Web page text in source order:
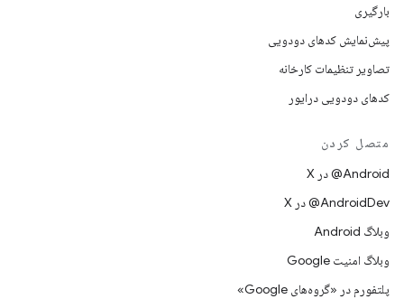
بارگیری
پیش‌نمایش کدهای دودویی
تصاویر تنظیمات کارخانه
کدهای دودویی درایور
متصل کردن
‫‎@Android در X
‫‎@AndroidDev در X
وبلاگ Android
وبلاگ امنیت Google
پلتفورم در «گروه‌های Google»